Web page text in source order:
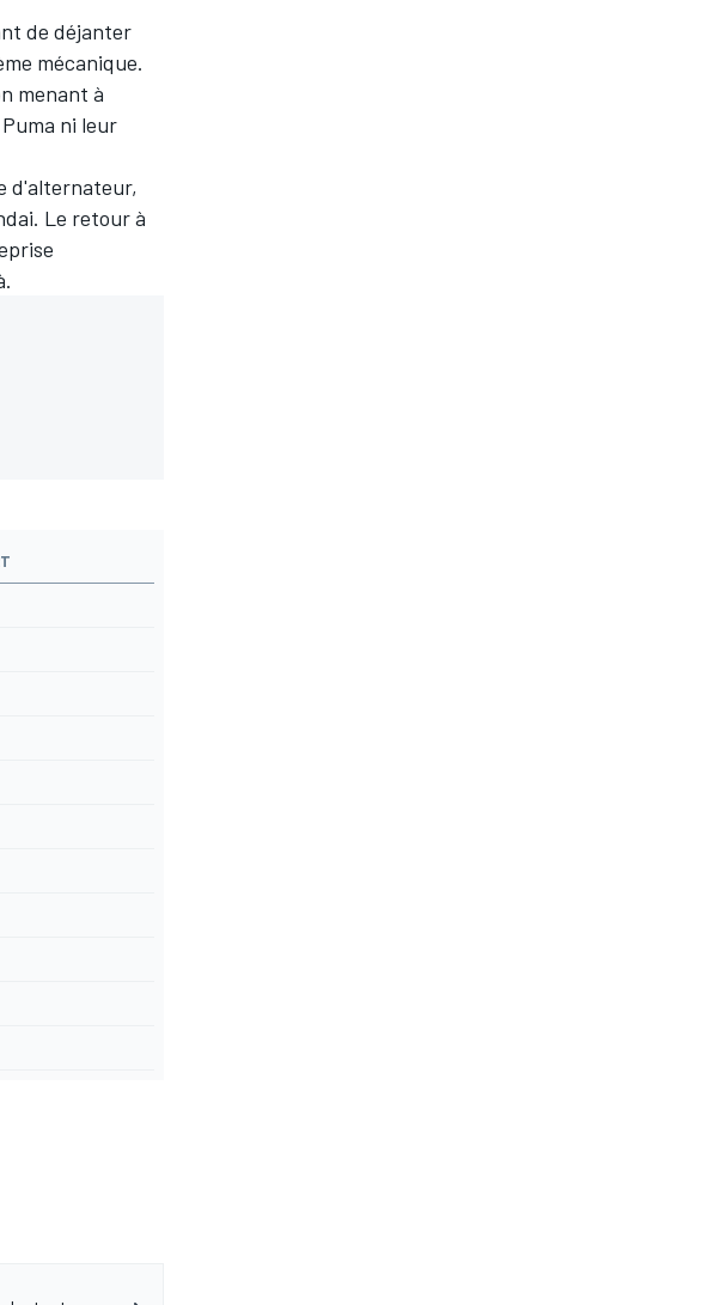
de déjanter
mécanique.
menant à
ni leur
d'alternateur,
Le retour à